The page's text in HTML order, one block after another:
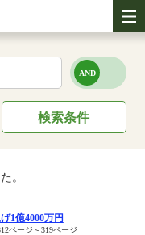
検索条件
。
1億4000万円
ページ～319ページ